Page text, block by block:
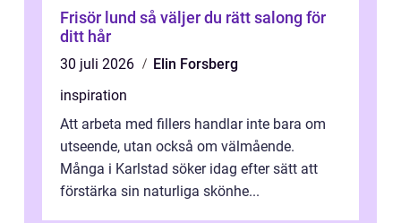
Frisör lund så väljer du rätt salong för
ditt hår
30 juli 2026
Elin Forsberg
inspiration
Att arbeta med fillers handlar inte bara om
utseende, utan också om välmående.
Många i Karlstad söker idag efter sätt att
förstärka sin naturliga skönhe...